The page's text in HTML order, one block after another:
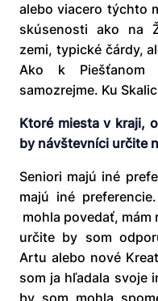
alebo viacero týchto
skúsenosti ako na
zemi, typické čárdy,
Ako k Piešťanom
samozrejme. Ku
Ktoré miesta v kraji,
by návštevníci určite
Seniori majú iné
majú iné
mohla povedať, mám
určite by som
Artu alebo nové
som ja hľadala svoje